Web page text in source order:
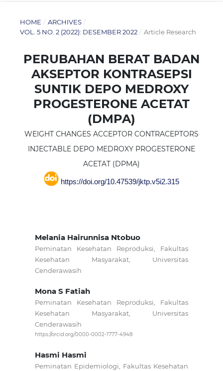
HOME / ARCHIVES /
VOL. 5 NO. 2 (2022): DESEMBER 2022 / Article Research
PERUBAHAN BERAT BADAN
AKSEPTOR KONTRASEPSI
SUNTIK DEPO MEDROXY
PROGESTERONE ACETAT
(DMPA)
WEIGHT CHANGES ACCEPTOR CONTRACEPTORS
INJECTABLE DEPO MEDROXY PROGESTERONE
ACETAT (DPMA)
https://doi.org/10.47539/jktp.v5i2.315
Melania Hairunnisa Ntobuo
Peminatan Kesehatan Reproduksi, Fakultas
Kesehatan Masyarakat, Universitas
Cenderawasih
Mona S Fatiah
Peminatan Kesehatan Reproduksi, Fakultas
Kesehatan Masyarakat, Universitas
Cenderawasih
https://orcid.org/0000-0002-1777-4948
Hasmi Hasmi
Peminatan Epidemiologi, Fakultas Kesehatan